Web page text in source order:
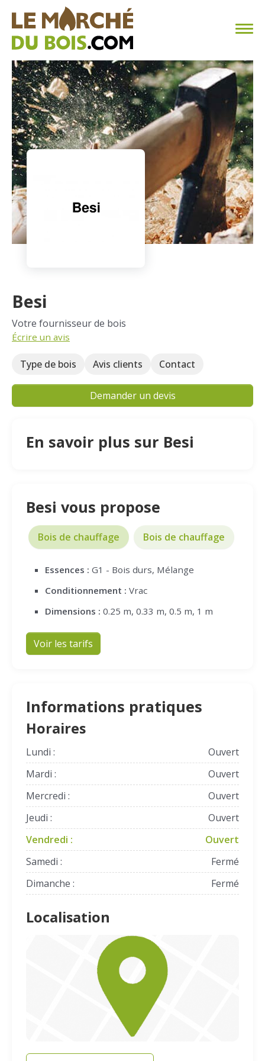
CHAUFFAGE AU BOIS
FAQ
CALCULER SA CONSOMMATION
TROUVER SON FOURNISSEUR
BLOG
ESPACE PRO
Besi
Votre fournisseur de bois
Écrire un avis
Type de bois Avis clients Contact
Demander un devis
En savoir plus sur Besi
Besi vous propose
Bois de chauffage Bois de chauffage
Essences : G1 - Bois durs, Mélange
Conditionnement : Vrac
Dimensions : 0.25 m, 0.33 m, 0.5 m, 1 m
Voir les tarifs
Informations pratiques
Horaires
Lundi :
Ouvert
Mardi :
Ouvert
Mercredi :
Ouvert
Jeudi :
Ouvert
Vendredi :
Ouvert
Samedi :
Fermé
Dimanche :
Fermé
Localisation